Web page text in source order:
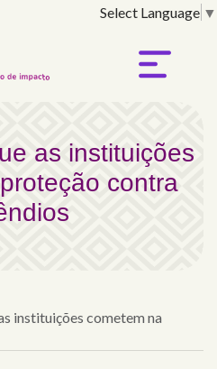
Select Language ▼
as instituições
contra
instituições cometem na